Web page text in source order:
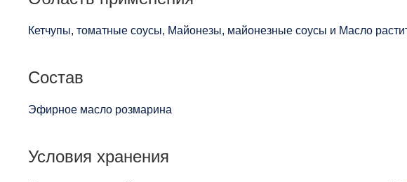
Кетчупы, томатные соусы, Майонезы, майонезные соусы и Масло
Состав
Эфирное масло розмарина
Условия хранения